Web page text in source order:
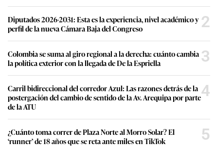
Diputados 2026-2031: Esta es la experiencia, nivel académico y
perfil de la nueva Cámara Baja del Congreso
2
Colombia se suma al giro regional a la derecha: cuánto cambia
la política exterior con la llegada de De la Espriella
3
Carril bidireccional del corredor Azul: Las razones detrás de la
postergación del cambio de sentido de la Av. Arequipa por parte
de la ATU
4
¿Cuánto toma correr de Plaza Norte al Morro Solar? El
‘runner’ de 18 años que se reta ante miles en TikTok
5